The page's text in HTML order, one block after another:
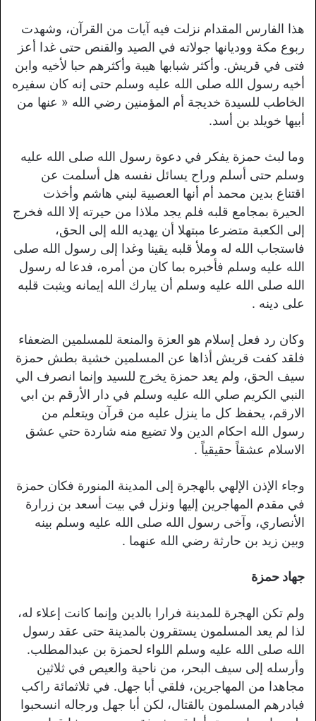
هذا الفارس المقدام نزلت فيه آيات من القرآن، وشهدت
ربوع مكة ووديانها جولاته في الصيد والقنص حتى غدا أعز
فتى في قريش. وأكثر شبابها هيبة وأكثرهم حبا لأخيه وابن
أخيه رسول الله صلى الله عليه وسلم حتى إنه كان سفيره
الخاطب للسيدة خديجة أم المؤمنين رضي الله « عنها من
أبيها خويلد بن أسد.
وما لبث حمزة يفكر في دعوة رسول الله صلى الله عليه
وسلم حتى أسلم وراح يسائل نفسه هل أسلمت عن
اقتناع بدین محمد أم أنها العصبية لبني هاشم وأخذت
الحيرة بمجامع قلبه فلم يجد ملاذا من حيرته إلا الله فخرج
إلى الكعبة متضرعا مبتهلا أن يهديه الله إلى الحق،
فاستجاب الله له وملأ قلبه يقينا وغدا إلى رسول الله صلى
الله عليه وسلم فأخبره بما كان من أمره، فدعا له رسول
الله صلى الله عليه وسلم أن يبارك الله إيمانه ويثبت قلبه
على دينه .
وكان رد فعل إسلام هو العزة والمنعة للمسلمين الضعفاء
فلقد كفت قريش أذاها عن المسلمين خشية بطش حمزة
سيف الحق، ولم يعد حمزة يخرج للسيد وإنما انصرف الي
النبي الكريم صلي الله عليه وسلم في دار الأرقم بن ابي
الارقم، يحفظ كل ما ينزل عليه من قرآن ويتعلم من
رسول الله احكام الدين ولا تضيع منه شاردة حتي عشق
الاسلام عشقاً حقيقياً .
وجاء الإذن الإلهي بالهجرة إلى المدينة المنورة فكان حمزة
في مقدم المهاجرين إليها ونزل في بيت أسعد بن زرارة
الأنصاري، وآخى رسول الله صلى الله عليه وسلم بينه
وبين زيد بن حارثة رضي الله عنهما .
جهاد حمزة
ولم تكن الهجرة للمدينة فرارا بالدين وإنما كانت إعلاء له،
لذا لم يعد المسلمون يستقرون بالمدينة حتى عقد رسول
الله صلى الله عليه وسلم اللواء لحمزة بن عبدالمطلب.
وأرسله إلى سيف البحر، من ناحية والعيص في ثلاثين
مجاهدا من المهاجرين، فلقي أبا جهل. في ثلاثمائة راكب
فبادرهم المسلمون بالقتال، لكن أبا جهل ورجاله انسحبوا